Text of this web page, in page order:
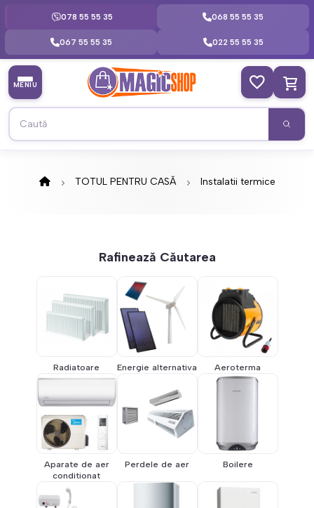
078 55 55 35 068 55 55 35
067 55 55 35 022 55 55 35
MENIU
TOTUL PENTRU CASĂ Instalatii termice
Rafinează Căutarea
Radiatoare Energie alternativa Aeroterma
Aparate de aer
conditionat
Perdele de aer Boilere